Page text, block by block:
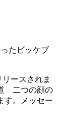
たビッケブ
ースされま
二つの顔の
す。メッセー